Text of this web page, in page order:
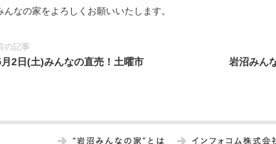
んなの家をよろしくお願いいたします。
の記事
2日(土)みんなの直売！土曜市
岩沼みん